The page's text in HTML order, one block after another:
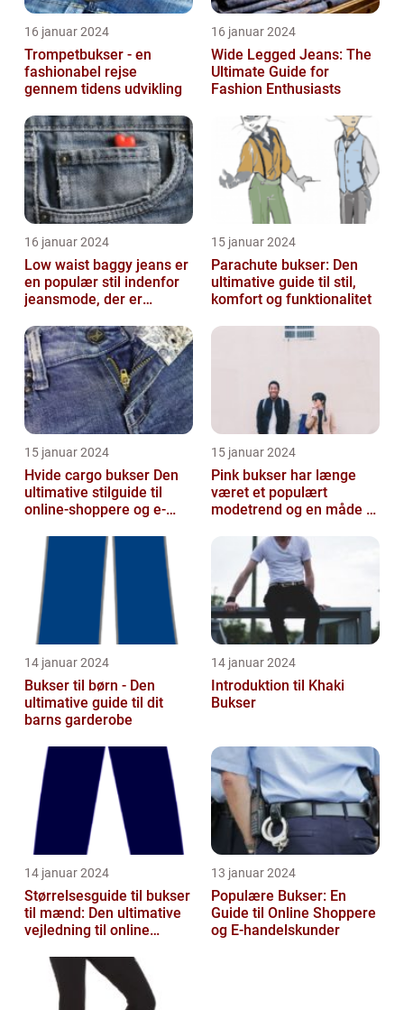
16 januar 2024
Trompetbukser - en
fashionabel rejse
gennem tidens udvikling
16 januar 2024
Wide Legged Jeans: The
Ultimate Guide for
Fashion Enthusiasts
16 januar 2024
Low waist baggy jeans er
en populær stil indenfor
jeansmode, der er
talje og ...
15 januar 2024
Parachute bukser: Den
ultimative guide til stil,
komfort og funktionalitet
15 januar 2024
Hvide cargo bukser Den
ultimative stilguide til
online-shoppere og e-
15 januar 2024
Pink bukser har længe
været et populært
modetrend og en måde at
personlighed til en...
14 januar 2024
Bukser til børn - Den
ultimative guide til dit
barns garderobe
14 januar 2024
Introduktion til Khaki
Bukser
14 januar 2024
Størrelsesguide til bukser
til mænd: Den ultimative
vejledning til online
13 januar 2024
Populære Bukser: En
Guide til Online Shoppere
og E-handelskunder